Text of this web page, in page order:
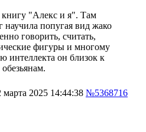
книгу "Алекс и я". Там
попугая вид жако
говорить, считать,
фигуры и многому
интеллекта он близок к
марта 2025 14:44:38 №5368716